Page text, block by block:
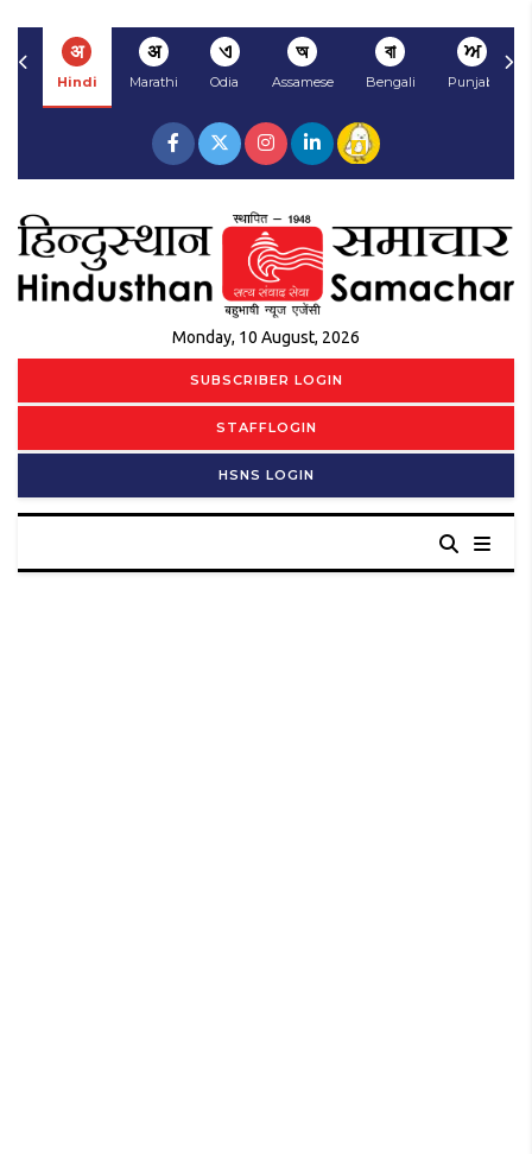
अ
Hindi
अ
Marathi
ଏ
Odia
অ
Assamese
বা
Bengali
ਅ
Punjabi
Monday, 10 August, 2026
SUBSCRIBER LOGIN
STAFFLOGIN
HSNS LOGIN